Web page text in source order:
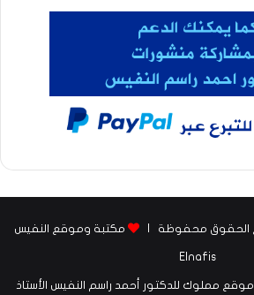
مكتبة وموقع النفيس
Elnafis
كتاب النفيسElnafis.org موقع مملوك للدكتور أحمد راسم النفيس الأستاذ